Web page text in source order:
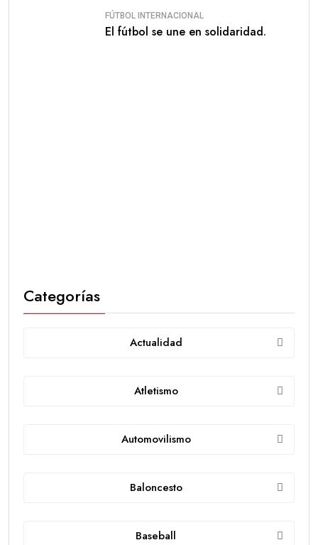
FÚTBOL INTERNACIONAL
El fútbol se une en solidaridad.
Categorías
Actualidad
Atletismo
Automovilismo
Baloncesto
Baseball